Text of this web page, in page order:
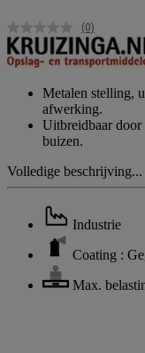
Geen
Dezelfde
(0)
Metalen stelling,
afwerking.
Uitbreidbaar door
buizen.
Volledige beschrijving...
Industrie
Coating :
Max.